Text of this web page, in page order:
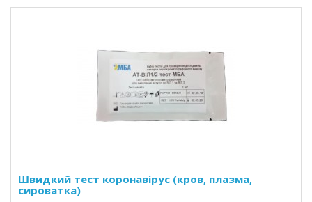
Швидкий тест коронавірус (кров, плазма,
сироватка)